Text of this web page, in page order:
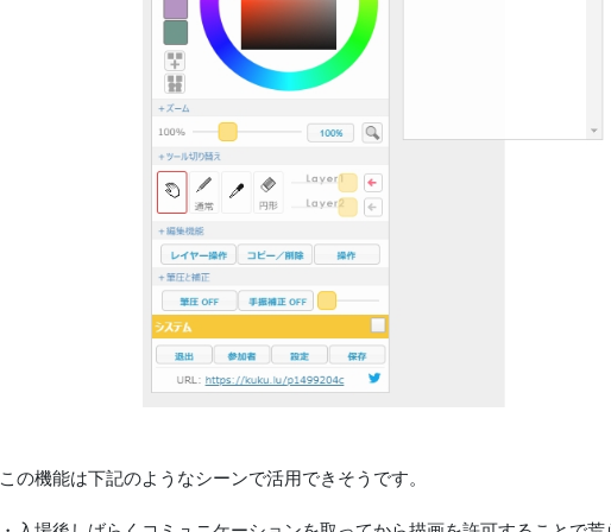
この機能は下記のようなシーンで活用できそうです。